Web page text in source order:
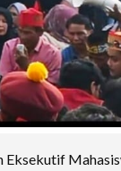
Eksekutif